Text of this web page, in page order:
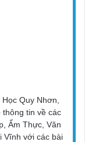
Quy Nhơn,
thông tin về các
Ẩm Thực, Văn
Vĩnh với các bài